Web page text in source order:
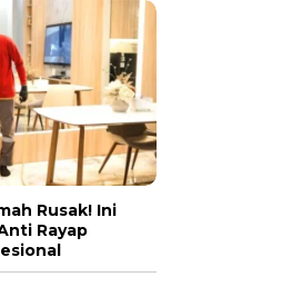
Rusak! Ini
Rayap